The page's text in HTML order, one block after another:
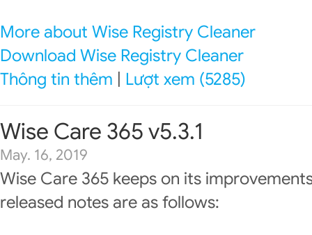
More about Wise Registry Cleaner
Download Wise Registry Cleaner
Thông tin thêm
Lượt xem (5285)
Wise Care 365 v5.3.1
May. 16, 2019
Wise Care 365 keeps on its
released notes are as follows: